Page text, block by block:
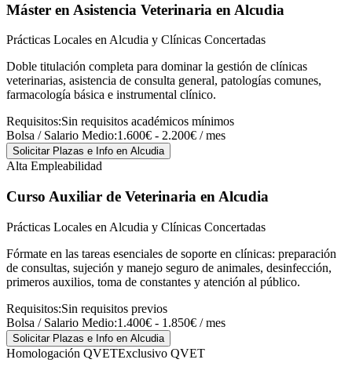
Máster en Asistencia Veterinaria en Alcudia
Prácticas Locales en Alcudia y Clínicas Concertadas
Doble titulación completa para dominar la gestión de clínicas
veterinarias, asistencia de consulta general, patologías comunes,
farmacología básica e instrumental clínico.
Requisitos:Sin requisitos académicos mínimos
Bolsa / Salario Medio:1.600€ - 2.200€ / mes
Solicitar Plazas e Info en Alcudia
Alta Empleabilidad
Curso Auxiliar de Veterinaria en Alcudia
Prácticas Locales en Alcudia y Clínicas Concertadas
Fórmate en las tareas esenciales de soporte en clínicas: preparación
de consultas, sujeción y manejo seguro de animales, desinfección,
primeros auxilios, toma de constantes y atención al público.
Requisitos:Sin requisitos previos
Bolsa / Salario Medio:1.400€ - 1.850€ / mes
Solicitar Plazas e Info en Alcudia
Homologación QVETExclusivo QVET